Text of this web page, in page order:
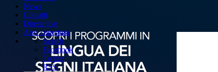
News
Contatti
Dirette live
Area copertura
Search
Facebook
Twitter
RSS